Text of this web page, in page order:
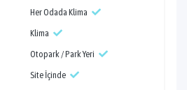
Her Odada Klima
Klima
Otopark / Park Yeri
Site İçinde